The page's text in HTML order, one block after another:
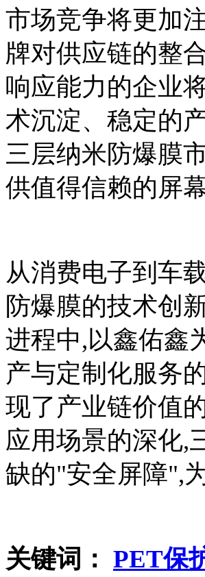
市场竞争将更加
牌对供应链的整
响应能力的企业
术沉淀、稳定的
三层纳米防爆膜
供值得信赖的屏
从消费电子到车
防爆膜的技术创
进程中,以鑫佑鑫
产与定制化服务
现了产业链价值
应用场景的深化,
缺的"安全屏障",
关键词： PET保